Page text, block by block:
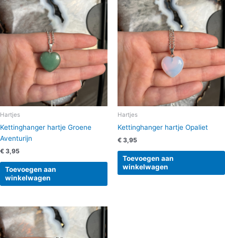
Hartjes
Kettinghanger hartje Groene
Aventurijn
€ 3,95
Toevoegen aan
winkelwagen
Hartjes
Kettinghanger hartje Opaliet
€ 3,95
Toevoegen aan
winkelwagen